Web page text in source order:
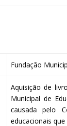
Fundação
Aquisição de
Municipal de
causada pelo
educacionais